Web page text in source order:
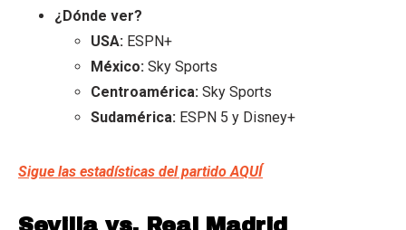
¿Dónde ver?
USA: ESPN+
México: Sky Sports
Centroamérica: Sky Sports
Sudamérica: ESPN 5 y Disney+
Sigue las estadísticas del partido AQUÍ